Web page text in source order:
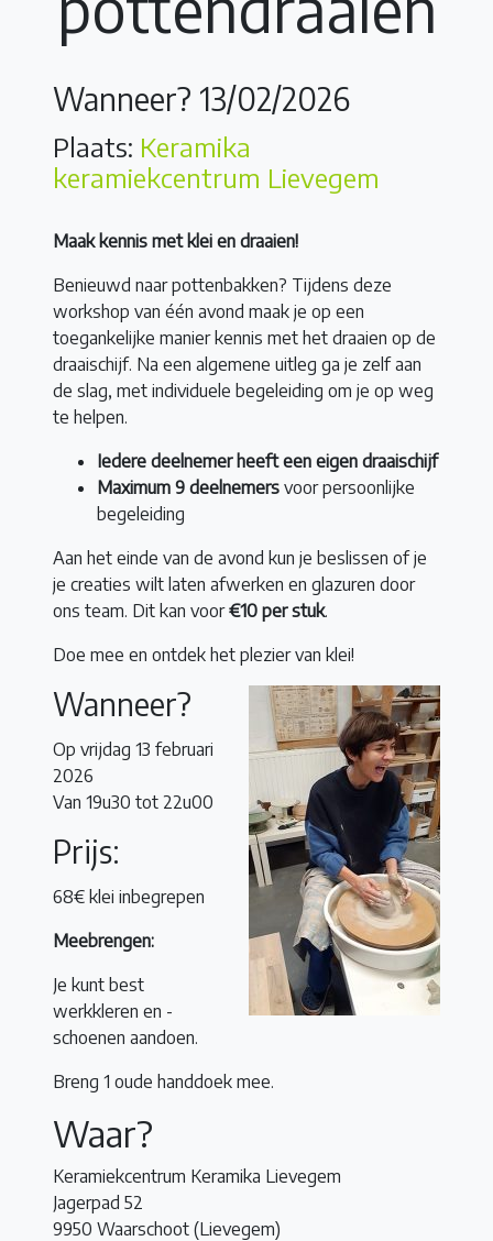
Wanneer? 13/02/2026
Plaats: Keramika
keramiekcentrum Lievegem
Maak kennis met klei en draaien!
Benieuwd naar pottenbakken? Tijdens deze
workshop van één avond maak je op een
toegankelijke manier kennis met het draaien op de
draaischijf. Na een algemene uitleg ga je zelf aan
de slag, met individuele begeleiding om je op weg
te helpen.
Iedere deelnemer heeft een eigen draaischijf
Maximum 9 deelnemers voor persoonlijke
begeleiding
Aan het einde van de avond kun je beslissen of je
je creaties wilt laten afwerken en glazuren door
ons team. Dit kan voor€10 per stuk.
Doe mee en ontdek het plezier van klei!
Wanneer?
Op vrijdag 13 februari
2026
Van 19u30 tot 22u00
Prijs:
68€ klei inbegrepen
Meebrengen:
Je kunt best
werkkleren en -
schoenen aandoen.
Breng 1 oude handdoek mee.
Waar?
Keramiekcentrum Keramika Lievegem
Jagerpad 52
9950 Waarschoot (Lievegem)